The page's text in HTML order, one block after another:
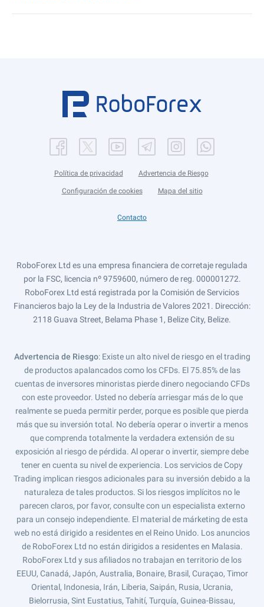
Política de privacidad Advertencia de Riesgo
Configuración de cookies Mapa del sitio
Contacto
RoboForex Ltd es una empresa financiera de corretaje regulada
por la FSC, licencia nº 9759600, número de reg. 000001272.
RoboForex Ltd está registrada por la Comisión de Servicios
Financieros bajo la Ley de la Industria de Valores 2021. Dirección:
2118 Guava Street, Belama Phase 1, Belize City, Belize.
Advertencia de Riesgo: Existe un alto nivel de riesgo en el trading
de productos apalancados como los CFDs. El 75.85% de las
cuentas de inversores minoristas pierde dinero negociando CFDs
con este proveedor. Usted no debería arriesgar más de lo que
realmente se pueda permitir perder, porque es posible que pierda
más que su inversión total. No debería operar o invertir a menos
que comprenda totalmente la verdadera extensión de su
exposición al riesgo de pérdida. Al operar o invertir, siempre debe
tener en cuenta su nivel de experiencia. Los servicios de Copy
Trading implican riesgos adicionales para su inversión debido a la
naturaleza de tales productos. Si los riesgos implícitos no le
parecen claros, por favor, consulte con un especialista externo
para un consejo independiente. El material de márketing de esta
web no está dirigido a residentes en el Reino Unido. Los anuncios
de RoboForex Ltd no están dirigidos a residentes en Malasia.
RoboForex Ltd y sus afiliados no trabajan en territorio de los
EEUU, Canadá, Japón, Australia, Bonaire, Brasil, Curaçao, Timor
Oriental, Indonesia, Irán, Liberia, Saipán, Rusia, Ucrania,
Bielorrusia, Sint Eustatius, Tahití, Turquía, Guinea-Bissau,